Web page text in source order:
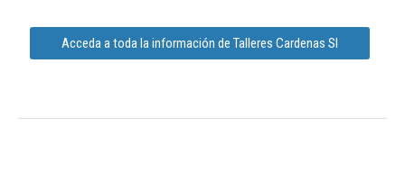
Acceda a toda la información de Talleres Cardenas Sl